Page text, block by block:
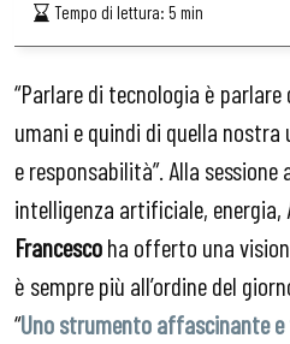
Tempo di lettura:5 min
“Parlare di tecnologia è
umani e quindi di quella
e responsabilità”. Alla
intelligenza artificiale, energia,
Francescoha offerto una
è sempre più all’ordine del
“Uno strumento affascinante e